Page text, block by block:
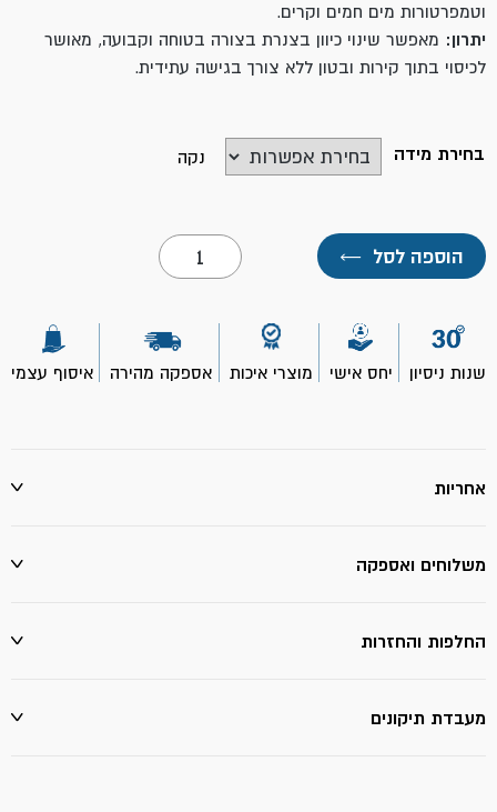
וטמפרטורות מים חמים וקרים.
יתרון: מאפשר שינוי כיוון בצנרת בצורה בטוחה וקבועה, מאושר
לכיסוי בתוך קירות ובטון ללא צורך בגישה עתידית.
בחירת מידה נקה
הוספה לסל ←
כמות
של
זווית
כפולה-
שנות ניסיון
יחס אישי מוצרי איכות אספקה מהירה איסוף עצמי
אחריות
משלוחים ואספקה
החלפות והחזרות
מעבדת תיקונים